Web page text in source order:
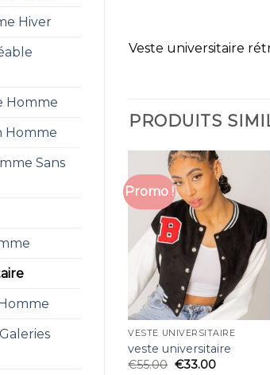
Hiver
Homme
Homme
Sans
Veste universitaire
PRODUITS
Promo !
VESTE UNIVERSITAIRE
veste universitaire
€55.00 €33.00